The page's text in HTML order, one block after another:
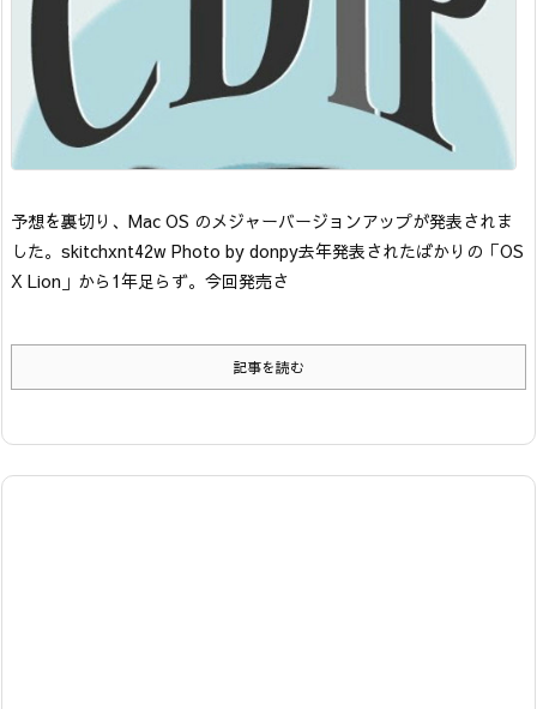
予想を裏切り、Mac OS のメジャーバージョンアップが発表されま
した。 skitchxnt42w Photo by donpy去年発表されたばかりの「OS
X Lion」から1年足らず。今回発売さ
記事を読む